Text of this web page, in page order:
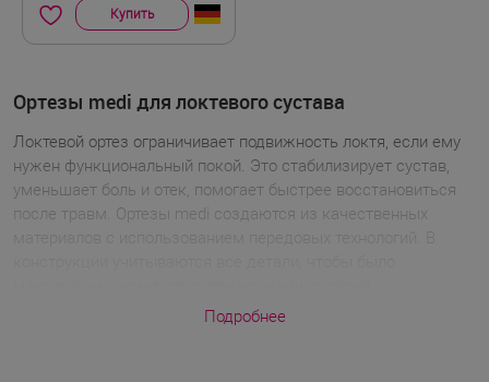
Купить
Ортезы medi для локтевого сустава
Локтевой ортез ограничивает подвижность локтя, если ему
нужен функциональный покой. Это стабилизирует сустав,
уменьшает боль и отек, помогает быстрее восстановиться
после травм. Ортезы medi создаются из качественных
Жесткие ортезы с регулируемым шарниром используются в
Подробнее